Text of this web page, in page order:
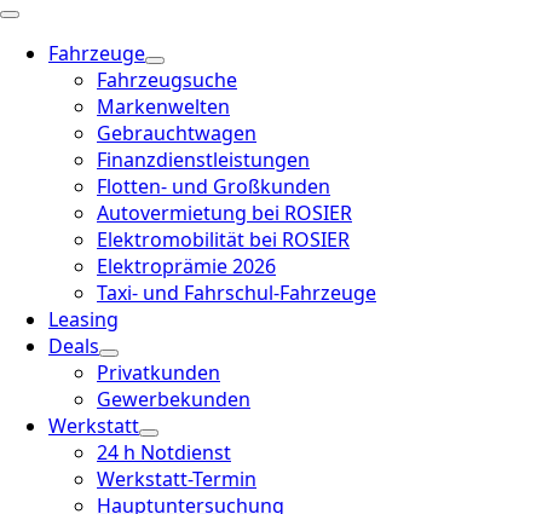
Fahrzeuge
Fahrzeugsuche
Markenwelten
Gebrauchtwagen
Finanzdienstleistungen
Flotten- und Großkunden
Autovermietung bei ROSIER
Elektromobilität bei ROSIER
Elektroprämie 2026
Taxi- und Fahrschul-Fahrzeuge
Leasing
Deals
Privatkunden
Gewerbekunden
Werkstatt
24 h Notdienst
Werkstatt-Termin
Hauptuntersuchung